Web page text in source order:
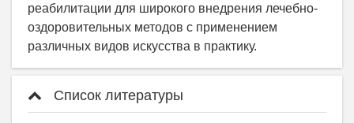
реабилитации для широкого внедрения лечебно-
оздоровительных методов с применением
различных видов искусства в практику.
Список литературы